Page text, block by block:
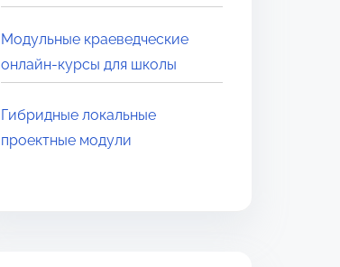
Модульные краеведческие
онлайн-курсы для школы
Гибридные локальные
проектные модули